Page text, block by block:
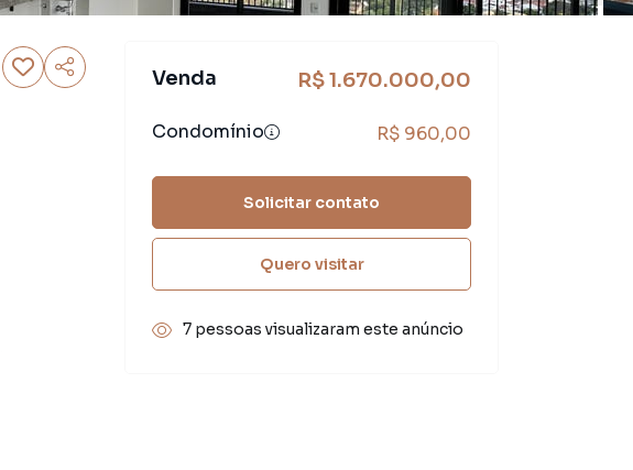
Venda R$ 1.670.000,00
Condomínio R$ 960,00
Solicitar contato
Quero visitar
7 pessoas visualizaram este anúncio